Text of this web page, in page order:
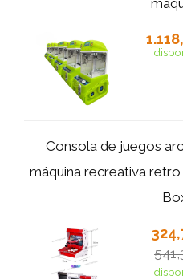
Consola de juegos
máquina recreativa